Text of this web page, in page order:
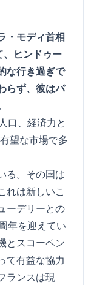
・モディ首相
、ヒンドゥー
な行き過ぎで
らず、彼はパ
口、経済力と
望な市場で多
る。その国は
れは新しいこ
ーデリーとの
年を迎えてい
とスコーペン
て有益な協力
ランスは現